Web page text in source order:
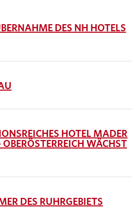
DES NH HOTELS
HOTEL MADER
OBERÖSTERREICH WÄCHST
DES RUHRGEBIETS